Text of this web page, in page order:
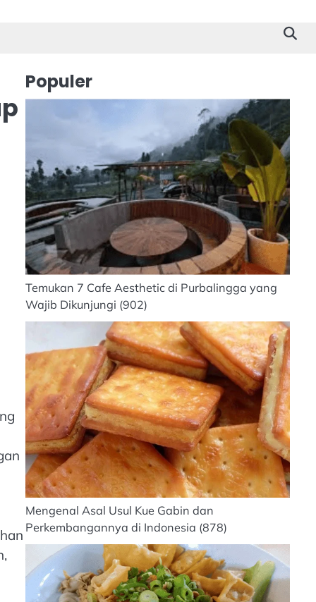
Populer
Temukan 7 Cafe Aesthetic di Purbalingga yang
Wajib Dikunjungi (902)
Mengenal Asal Usul Kue Gabin dan
Perkembangannya di Indonesia (878)